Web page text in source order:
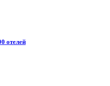
отелей